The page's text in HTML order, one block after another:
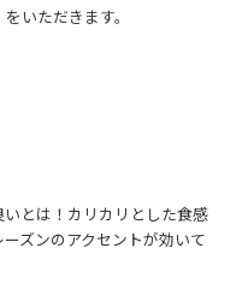
いただきます。
とは！カリカリとした食感
ズンのアクセントが効いて